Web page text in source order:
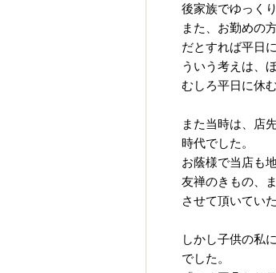
後家族でゆっく
また、お勤めの
だとすれば平日
ういう考えは、
むしろ平日に休
また当時は、店
時代でした。
お蔭様で当店も
友禅のきもの、
させて頂いてい
しかし子供の私
でした。